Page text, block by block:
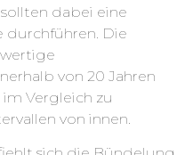
dabei eine
durchführen. Die
von 20 Jahren
im Vergleich zu
von innen.